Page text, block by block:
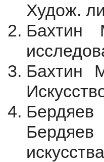
Худож.
Бахтин
Бахтин